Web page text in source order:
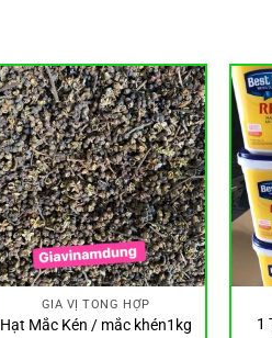
GIA VỊ TỔNG HỢP
Hạt Mắc Kén / mắc khén1kg
1